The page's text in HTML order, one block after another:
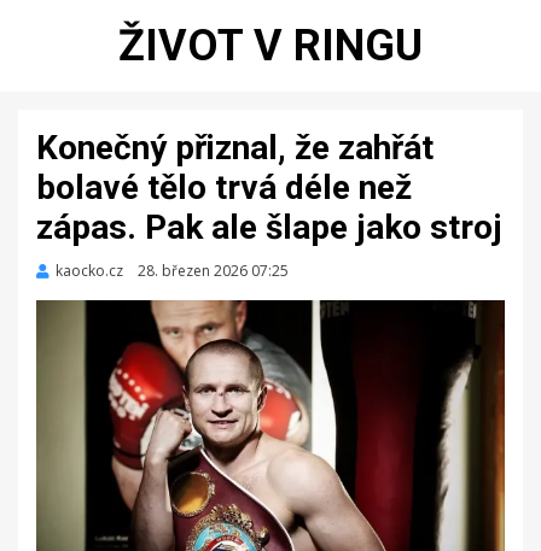
ŽIVOT V RINGU
Konečný přiznal, že zahřát
bolavé tělo trvá déle než
zápas. Pak ale šlape jako stroj
kaocko.cz
Zveřejněno
28. březen 2026 07:25